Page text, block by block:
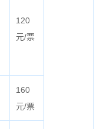
120
元/票
160
元/票